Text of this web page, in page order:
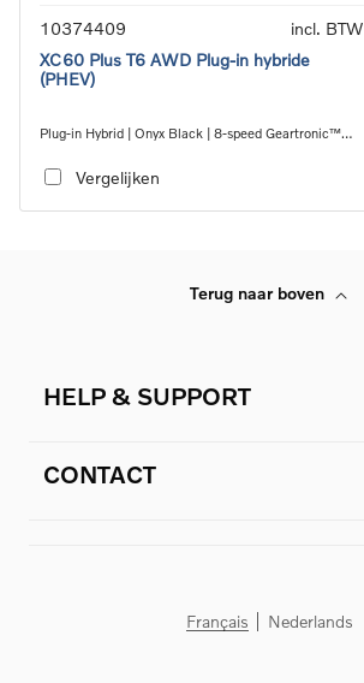
10374409
incl. BTW
XC60 Plus T6 AWD Plug-in hybride
(PHEV)
Plug-in Hybrid | Onyx Black | 8-speed Geartronic™
Vergelijken
Terug naar boven
HELP & SUPPORT
CONTACT
Français Nederlands